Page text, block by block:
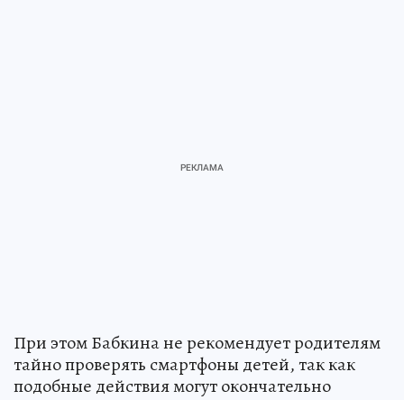
При этом Бабкина не рекомендует родителям
тайно проверять смартфоны детей, так как
подобные действия могут окончательно